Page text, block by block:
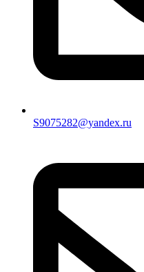
S9075282@yandex.ru